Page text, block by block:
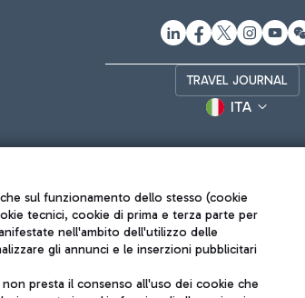
TRAVEL JOURNAL
ITA
Roma FCO
sul funzionamento dello stesso (cookie
tecnici, cookie di prima e terza parte per
nell'ambito dell'utilizzo delle
gli annunci e le inserzioni pubblicitari
non presta il consenso all'uso dei cookie che